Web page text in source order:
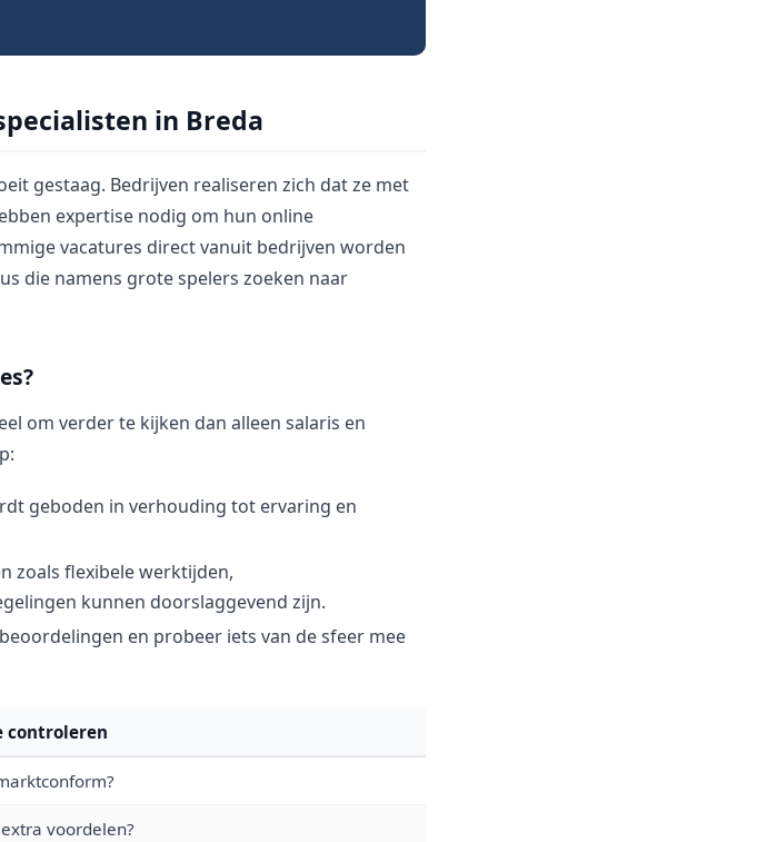
in Breda
gestaag. Bedrijven realiseren zich dat ze met
expertise nodig om hun online
vacatures direct vanuit bedrijven worden
die namens grote spelers zoeken naar
om verder te kijken dan alleen salaris en
geboden in verhouding tot ervaring en
zoals flexibele werktijden,
kunnen doorslaggevend zijn.
en probeer iets van de sfeer mee
controleren
voordelen?